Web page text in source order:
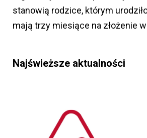
stanowią rodzice, którym
mają trzy miesiące na złożenie
Najświeższe aktualności